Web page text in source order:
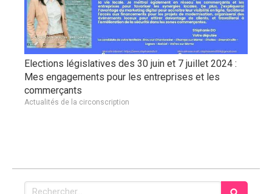
Elections législatives des 30 juin et 7 juillet 2024 :
Mes engagements pour les entreprises et les
commerçants
Actualités de la circonscription
Rechercher